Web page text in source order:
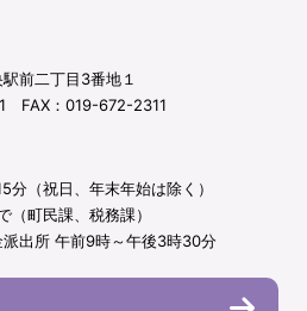
前二丁目3番地１
FAX：019-672-2311
（祝日、年末年始は除く）
（町民課、税務課）
出所 午前9時～午後3時30分